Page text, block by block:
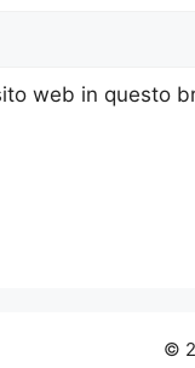
web in questo
©